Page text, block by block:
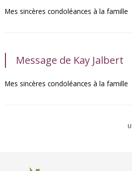
Mes sincères condoléances à la famille
Message de Kay Jalbert
Mes sincères condoléances à la famille